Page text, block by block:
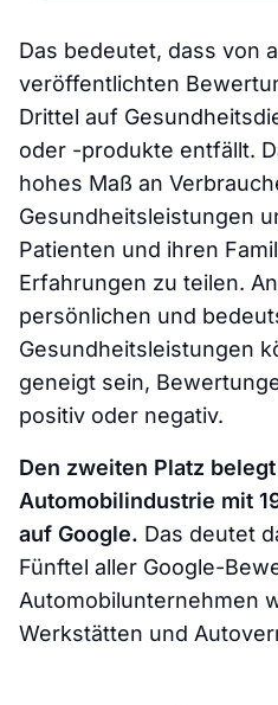
Das bedeutet, dass von
veröffentlichten
Drittel auf
oder -produkte entfällt.
hohes Maß an
Gesundheitsleistungen
Patienten und ihren
Erfahrungen zu teilen.
persönlichen und
Gesundheitsleistungen
geneigt sein,
positiv oder negativ.
Den zweiten Platz
Automobilindustrie mit
auf Google. Das deutet
Fünftel aller Google-
Automobilunternehmen
Werkstätten und